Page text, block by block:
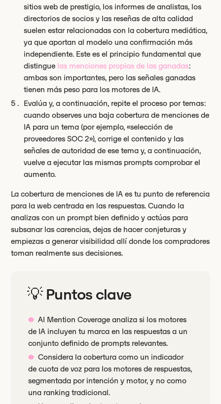
sitios web de prestigio, los informes de analistas, los
directorios de socios y las reseñas de alta calidad
suelen estar relacionadas con la cobertura mediática,
ya que aportan al modelo una confirmación más
independiente. Este es el principio fundamental que
distingue las menciones propias de las ganadas:
ambas son importantes, pero las señales ganadas
tienen más peso para los motores de IA.
Evalúa y, a continuación, repite el proceso por temas:
cuando observes una baja cobertura de menciones de
IA para un tema (por ejemplo, «selección de
proveedores SOC 2»), corrige el contenido y las
señales de autoridad de ese tema y, a continuación,
vuelve a ejecutar las mismas prompts comprobar el
aumento.
La cobertura de menciones de IA es tu punto de referencia
para la web centrada en las respuestas. Cuando la
analizas con un prompt bien definido y actúas para
subsanar las carencias, dejas de hacer conjeturas y
empiezas a generar visibilidad allí donde los compradores
toman realmente sus decisiones.
💡 Puntos clave
AI Mention Coverage analiza si los motores
de IA incluyen tu marca en las respuestas a un
conjunto definido de prompts relevantes.
Considera la cobertura como un indicador
de cuota de voz para los motores de respuestas,
segmentada por intención y motor, y no como
una ranking tradicional.